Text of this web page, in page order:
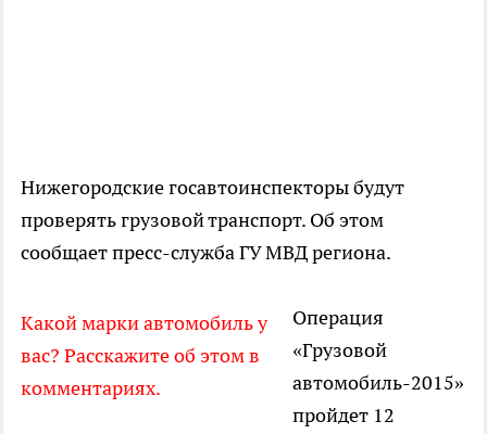
Нижегородские госавтоинспекторы будут
проверять грузовой транспорт. Об этом
сообщает пресс-служба ГУ МВД региона.
Какой марки автомобиль у
вас? Расскажите об этом в
комментариях.
Операция
«Грузовой
автомобиль-2015»
пройдет 12